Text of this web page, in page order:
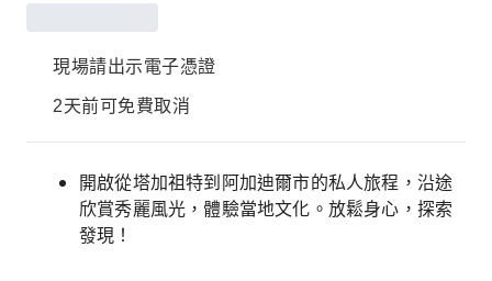
現場請出示電子憑證
2天前可免費取消
開啟從塔加祖特到阿加迪爾市的私人旅程，沿途
欣賞秀麗風光，體驗當地文化。放鬆身心，探索
發現！